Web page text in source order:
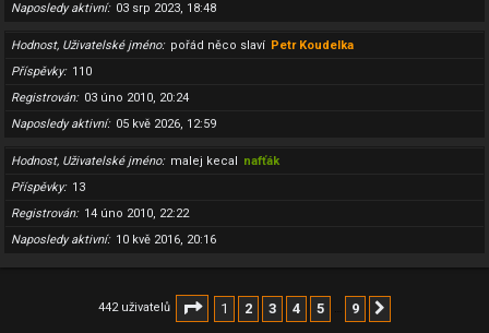
Naposledy aktivní
03 srp 2023, 18:48
Hodnost, Uživatelské jméno pořád něco slaví Petr Koudelka
Příspěvky
110
Registrován
03 úno 2010, 20:24
Naposledy aktivní
05 kvě 2026, 12:59
Hodnost, Uživatelské jméno malej kecal nafťák
Příspěvky
13
Registrován
14 úno 2010, 22:22
Naposledy aktivní
10 kvě 2016, 20:16
442 uživatelů Stránka z
1 2 3 4 5 9